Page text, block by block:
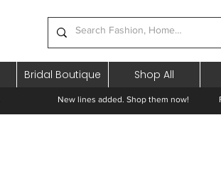
Bridal Boutique Shop All
New lines added. Shop them now!